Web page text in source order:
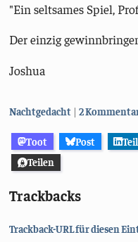
"Ein seltsames Spiel,
Der einzig
Joshua
Kategorien:
Nachtgedacht 2
Toot Post
Teilen
Trackbacks
Trackback-URL für diesen